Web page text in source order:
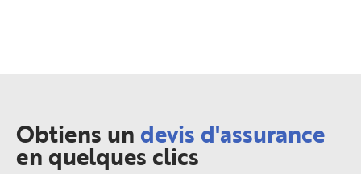
Obtiens un devis d'assurance
en quelques clics